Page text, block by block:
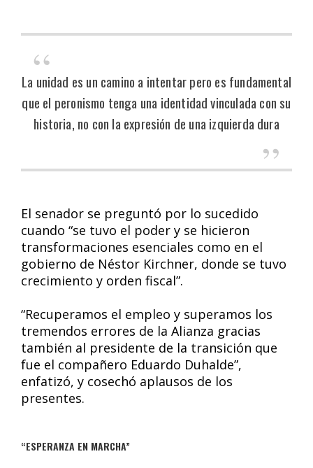
La unidad es un camino a intentar pero es fundamental
que el peronismo tenga una identidad vinculada con su
historia, no con la expresión de una izquierda dura
El senador se preguntó por lo sucedido
cuando “se tuvo el poder y se hicieron
transformaciones esenciales como en el
gobierno de Néstor Kirchner, donde se tuvo
crecimiento y orden fiscal”.
“Recuperamos el empleo y superamos los
tremendos errores de la Alianza gracias
también al presidente de la transición que
fue el compañero Eduardo Duhalde”,
enfatizó, y cosechó aplausos de los
presentes.
“ESPERANZA EN MARCHA”